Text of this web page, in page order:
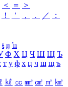
＜ ＝
＞
！ ＇ ， ． ／
：
ŧ ŋ ŉ
Ф Х Ц Ч Ш Щ Ъ
т у ф х ц ч ш щ ъ
㎘ ㏄ ㎣ ㎤ ㎥ ㎦